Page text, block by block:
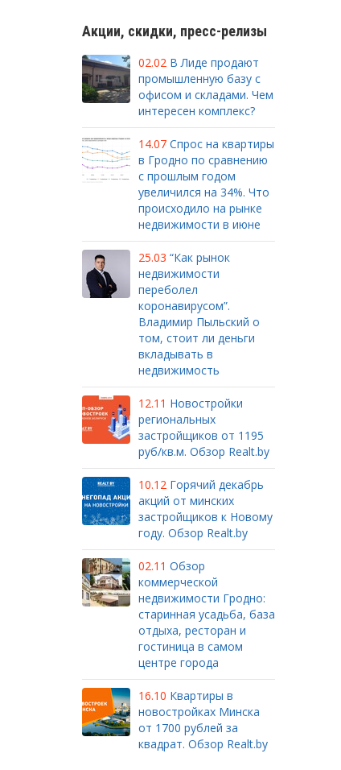
Акции, скидки, пресс-релизы
02.02 В Лиде продают
промышленную базу с
офисом и складами. Чем
интересен комплекс?
14.07 Спрос на квартиры
в Гродно по сравнению
с прошлым годом
увеличился на 34%. Что
происходило на рынке
недвижимости в июне
25.03 “Как рынок
недвижимости
переболел
коронавирусом”.
Владимир Пыльский о
том, стоит ли деньги
вкладывать в
недвижимость
12.11 Новостройки
региональных
застройщиков от 1195
руб/кв.м. Обзор Realt.by
10.12 Горячий декабрь
акций от минских
застройщиков к Новому
году. Обзор Realt.by
02.11 Обзор
коммерческой
недвижимости Гродно:
старинная усадьба, база
отдыха, ресторан и
гостиница в самом
центре города
16.10 Квартиры в
новостройках Минска
от 1700 рублей за
квадрат. Обзор Realt.by